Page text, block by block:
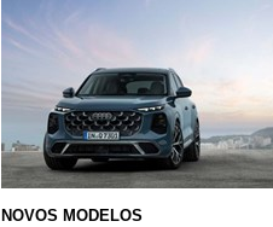
NOVOS MODELOS